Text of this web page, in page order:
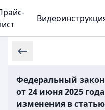
Федеральный
от 24 июня 2025
изменения в